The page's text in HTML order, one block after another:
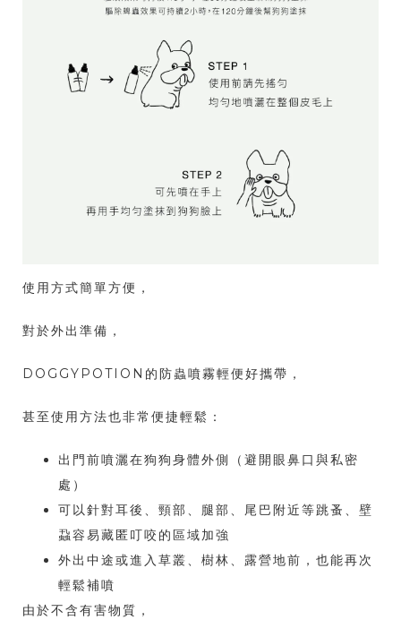
使用方式簡單方便，
對於外出準備，
DOGGYPOTION的防蟲噴霧輕便好攜帶，
甚至使用方法也非常便捷輕鬆：
出門前噴灑在狗狗身體外側（避開眼鼻口與私密
處）
可以針對耳後、頸部、腿部、尾巴附近等跳蚤、壁
蝨容易藏匿叮咬的區域加強
外出中途或進入草叢、樹林、露營地前，也能再次
輕鬆補噴
由於不含有害物質，